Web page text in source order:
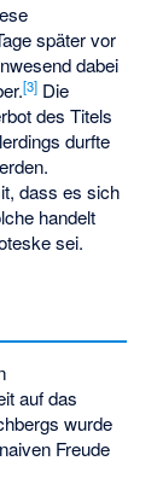
später vor
dabei
[3] Die
des Titels
durfte
dass es sich
handelt
sei.
auf das
wurde
Freude